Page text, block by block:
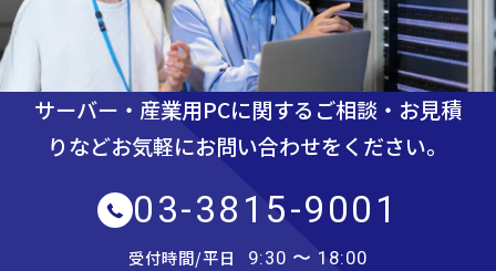
サーバー・産業用PCに関するご相談・お見積
りなどお気軽にお問い合わせをください。
03-3815-9001
受付時間/平日 9:30 〜 18:00